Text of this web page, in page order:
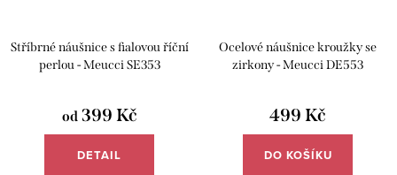
Stříbrné náušnice s fialovou říční
perlou - Meucci SE353
od399 Kč
DETAIL
Ocelové náušnice kroužky se
zirkony - Meucci DE553
499 Kč
DO KOŠÍKU